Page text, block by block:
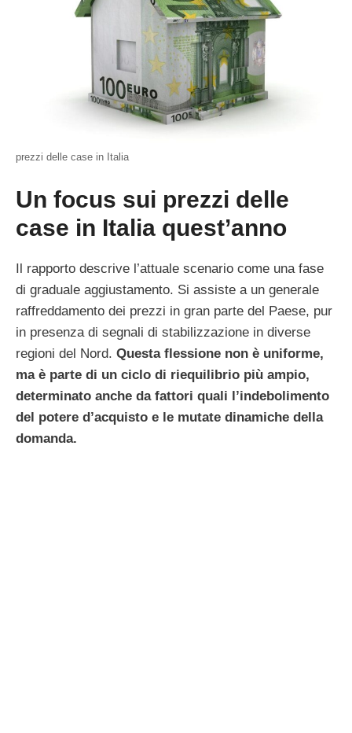
prezzi delle case in Italia
Un focus sui prezzi delle
case in Italia quest’anno
Il rapporto descrive l’attuale scenario come una fase
di graduale aggiustamento. Si assiste a un generale
raffreddamento dei prezzi in gran parte del Paese, pur
in presenza di segnali di stabilizzazione in diverse
regioni del Nord. Questa flessione non è uniforme,
ma è parte di un ciclo di riequilibrio più ampio,
determinato anche da fattori quali l’indebolimento
del potere d’acquisto e le mutate dinamiche della
domanda.